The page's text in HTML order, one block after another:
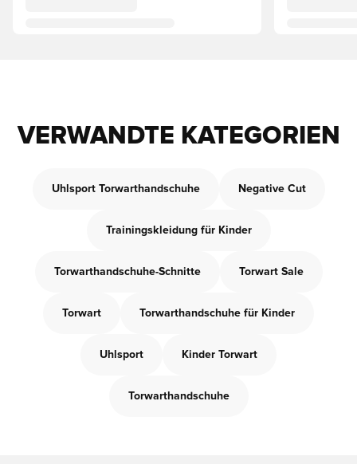
VERWANDTE KATEGORIEN
Uhlsport Torwarthandschuhe Negative Cut
Trainingskleidung für Kinder
Torwarthandschuhe-Schnitte Torwart Sale
Torwart Torwarthandschuhe für Kinder
Uhlsport Kinder Torwart
Torwarthandschuhe